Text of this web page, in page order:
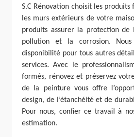
S.C Rénovation choisit les
les murs extérieurs de votre
produits assurer la protection de
pollution et la corrosion.
disponibilité pour tous autres
services. Avec le
formés, rénovez et préservez
de la peinture vous offre
design, de l’étanchéité et de
Pour nous, confier ce travail à
estimation.